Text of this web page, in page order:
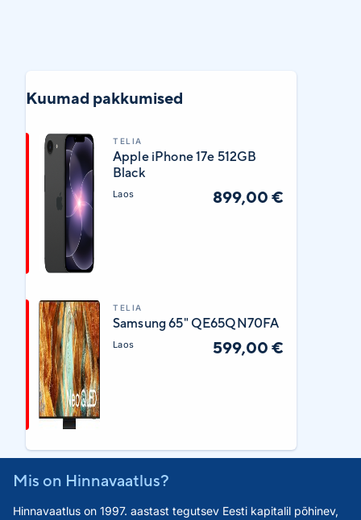
Kuumad pakkumised
TELIA
Apple iPhone 17e 512GB
Black
Laos 899,00 €
TELIA
Samsung 65" QE65QN70FA
Laos 599,00 €
Mis on Hinnavaatlus?
Hinnavaatlus on 1997. aastast tegutsev Eesti kapitalil põhinev,